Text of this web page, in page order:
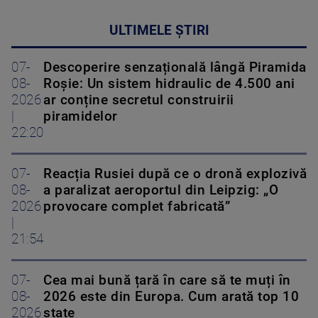
ULTIMELE ȘTIRI
07-
08-
2026
22:20
Descoperire senzațională lângă Piramida
Roșie: Un sistem hidraulic de 4.500 ani
ar conține secretul construirii
piramidelor
07-
08-
2026
21:54
Reacția Rusiei după ce o dronă explozivă
a paralizat aeroportul din Leipzig: „O
provocare complet fabricată”
07-
08-
2026
Cea mai bună țară în care să te muți în
2026 este din Europa. Cum arată top 10
state